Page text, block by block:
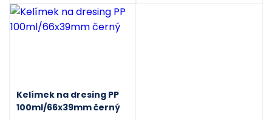
Kelímek na dresing PP
100ml/66x39mm černý